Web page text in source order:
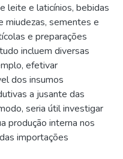
leite e laticínios, bebidas
miudezas, sementes e
e preparações
incluem diversas
efetivar
dos insumos
a jusante das
seria útil investigar
produção interna nos
importações